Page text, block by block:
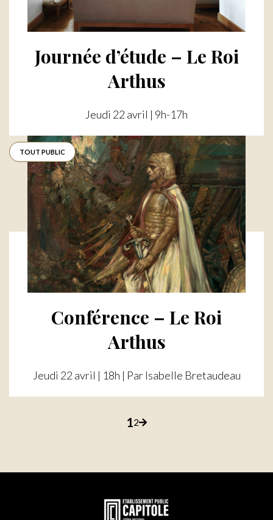
Journée d’étude – Le Roi
Arthus
Jeudi 22 avril | 9h-17h
TOUT PUBLIC
Conférence – Le Roi
Arthus
Jeudi 22 avril | 18h | Par Isabelle Bretaudeau
p
g
Page
1Page
2
Page
En